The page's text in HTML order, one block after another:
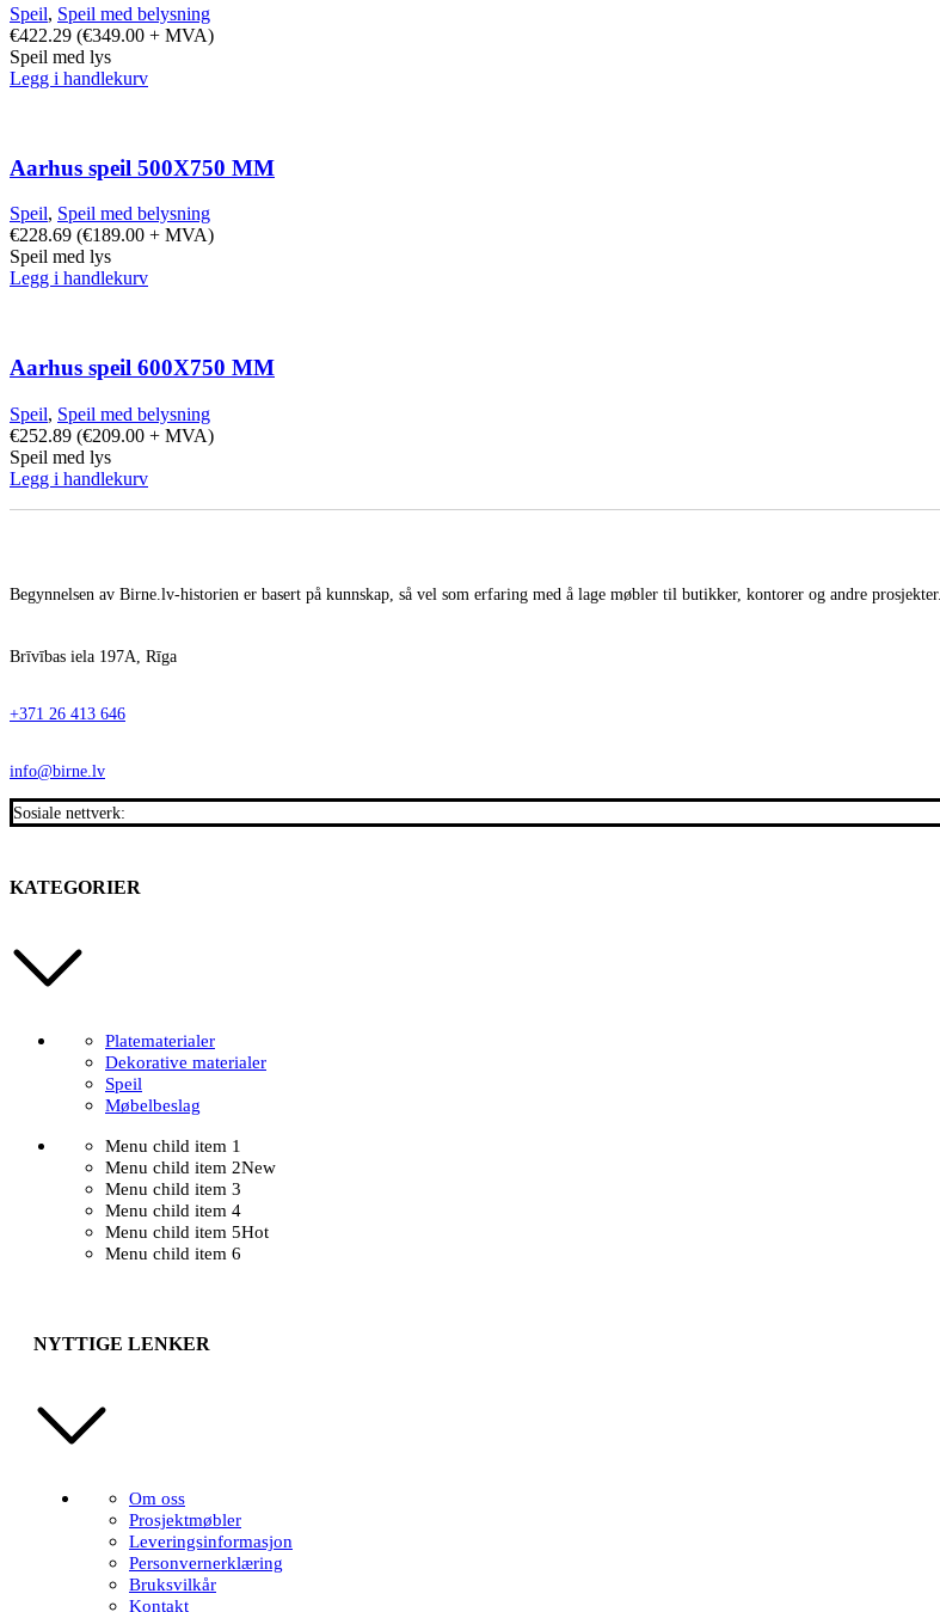
Speil, Speil med belysning
€422.29 (€349.00 + MVA)
Speil med lys
Legg i handlekurv
Aarhus speil 500X750 MM
Speil, Speil med belysning
€228.69 (€189.00 + MVA)
Speil med lys
Legg i handlekurv
Aarhus speil 600X750 MM
Speil, Speil med belysning
€252.89 (€209.00 + MVA)
Speil med lys
Legg i handlekurv
Begynnelsen av Birne.lv-historien er basert på kunnskap, så vel som erfaring med å lage møbler til butikker, kontorer og andre prosjekter.
Brīvības iela 197A, Rīga
+371 26 413 646
info@birne.lv
Sosiale nettverk:
KATEGORIER
Platematerialer
Dekorative materialer
Speil
Møbelbeslag
Menu child item 1
Menu child item 2New
Menu child item 3
Menu child item 4
Menu child item 5Hot
Menu child item 6
NYTTIGE LENKER
Om oss
Prosjektmøbler
Leveringsinformasjon
Personvernerklæring
Bruksvilkår
Kontakt